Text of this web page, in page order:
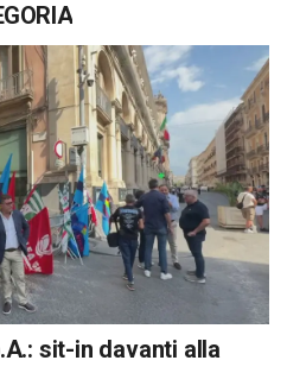
sit-in davanti alla